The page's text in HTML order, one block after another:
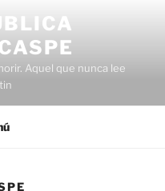
Aquel que nunca lee